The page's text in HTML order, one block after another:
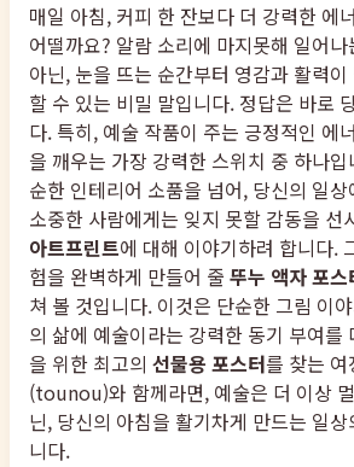
매일 아침, 커피 한 잔보다 더 강력한 에
어떨까요? 알람 소리에 마지못해 일어
아닌, 눈을 뜨는 순간부터 영감과 활력
할 수 있는 비밀 말입니다. 정답은 바로
다. 특히, 예술 작품이 주는 긍정적인 에
을 깨우는 가장 강력한 스위치 중 하나
순한 인테리어 소품을 넘어, 당신의 일
소중한 사람에게는 잊지 못할 감동을 선
아트프린트에 대해 이야기하려 합니다.
험을 완벽하게 만들어 줄 뚜누 액자 포스
쳐 볼 것입니다. 이것은 단순한 그림 이
의 삶에 예술이라는 강력한 동기 부여를
을 위한 최고의 선물용 포스터를 찾는
(tounou)와 함께라면, 예술은 더 이상
닌, 당신의 아침을 활기차게 만드는 일
니다.